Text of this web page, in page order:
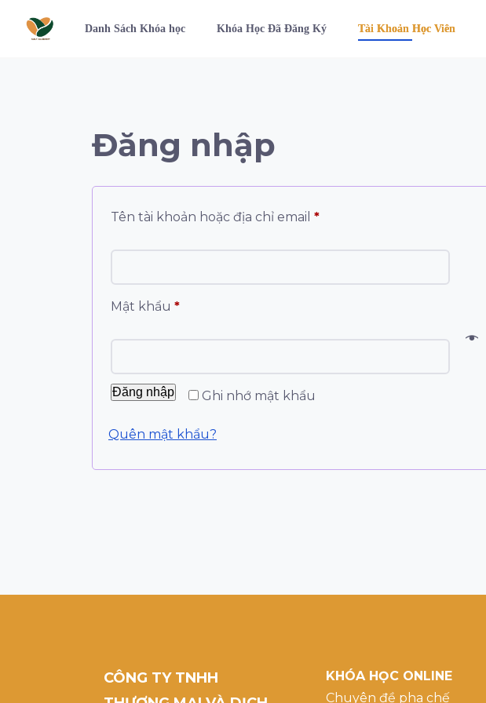
Danh Sách Khóa học Khóa Học Đã Đăng Ký Tài Khoản Học Viên
Đăng nhập
Tên tài khoản hoặc địa chỉ email *
Mật khẩu *
Ghi nhớ mật khẩu
Đăng nhập
Quên mật khẩu?
CÔNG TY TNHH
KHÓA HỌC ONLINE
Chuyên đề pha chế